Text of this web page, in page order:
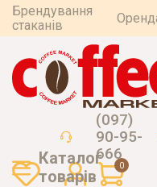
Брендування
стаканів
(097)
90-95-
666
0
Каталог
товарiв